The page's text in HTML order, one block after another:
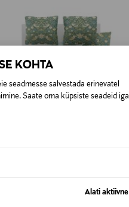
KOHTA
seadmesse salvestada erinevatel
Saate oma küpsiste seadeid igal
Alati aktiivne
KUPONGIGA
MORRIS AT HOME